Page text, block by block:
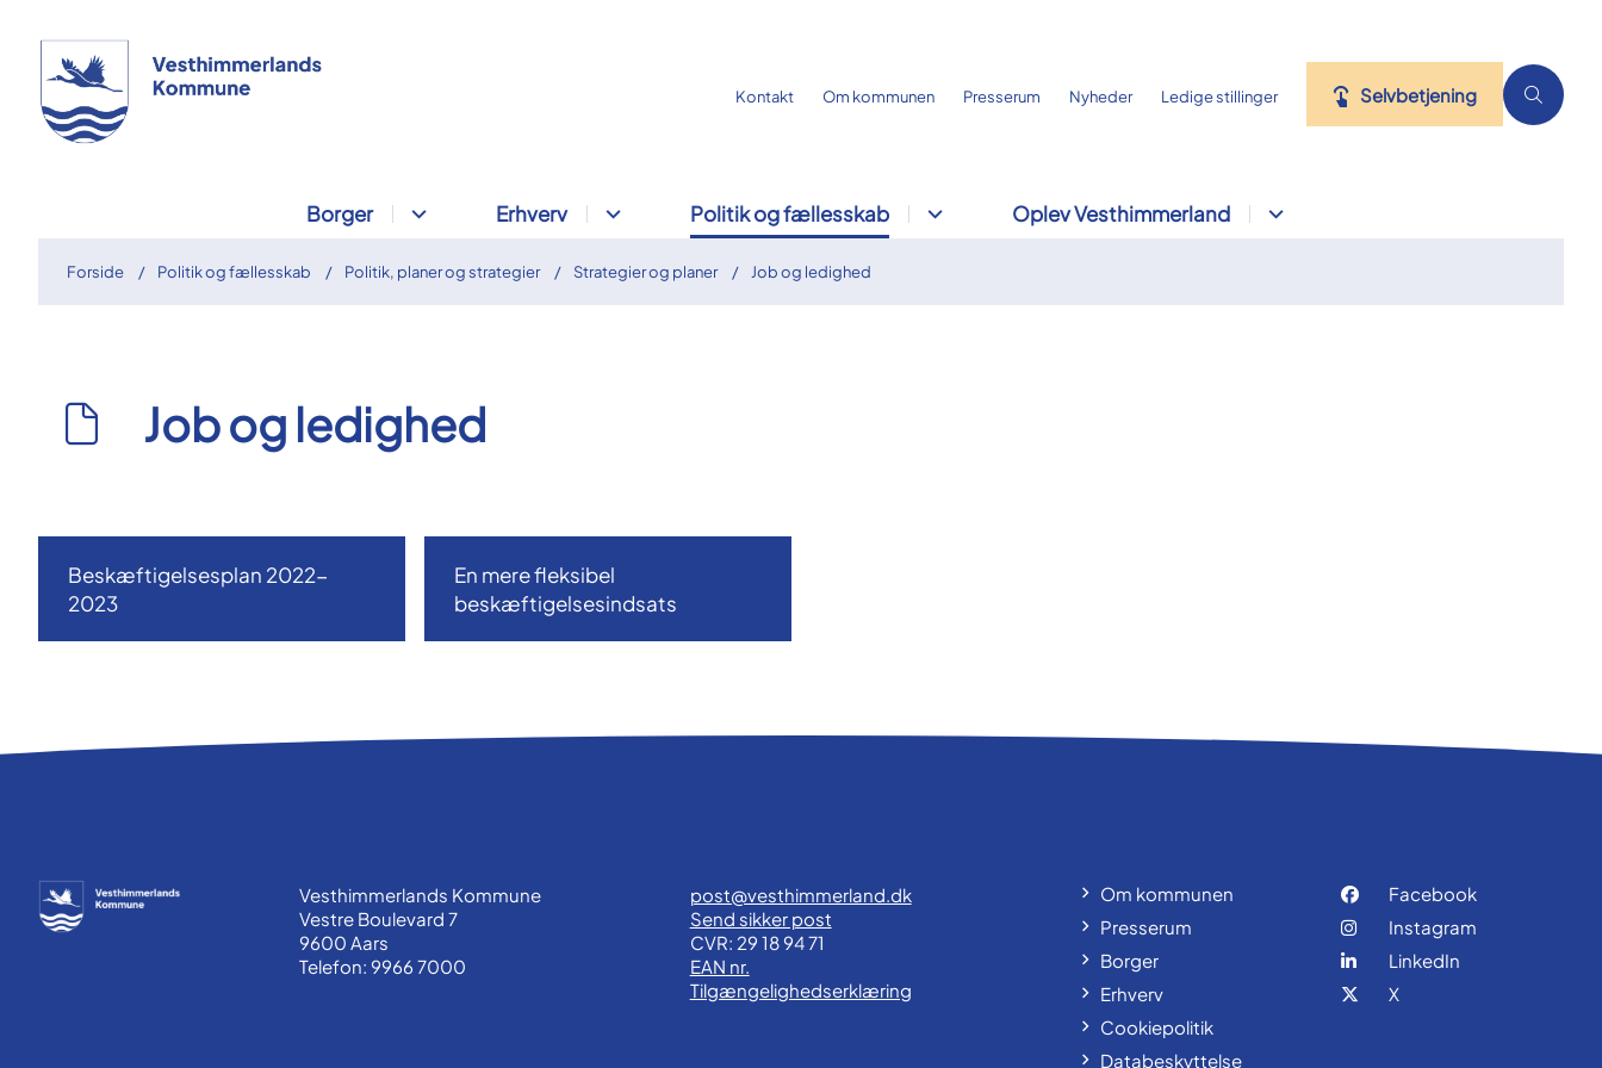
Kontakt Om kommunen Presserum Nyheder Ledige stillinger Selvbetjening
Borger Erhverv Politik og fællesskab Oplev Vesthimmerland
Forside Politik og fællesskab Politik, planer og strategier Strategier og planer Job og ledighed
Job og ledighed
Beskæftigelsesplan 2022-
2023
En mere fleksibel
beskæftigelsesindsats
Vesthimmerlands Kommune
Vestre Boulevard 7
9600 Aars
Telefon: 9966 7000
post@vesthimmerland.dk
Send sikker post
CVR: 29 18 94 71
EAN nr.
Tilgængelighedserklæring
Om kommunen
Presserum
Borger
Erhverv
Cookiepolitik
Databeskyttelse
Facebook
Instagram
LinkedIn
X